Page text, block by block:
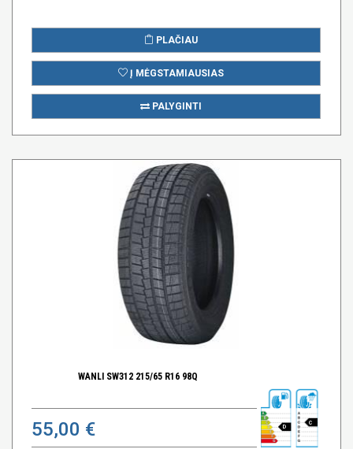
PLAČIAU
Į MĖGSTAMIAUSIAS
PALYGINTI
WANLI SW312 215/65 R16 98Q
55,00 € D
C